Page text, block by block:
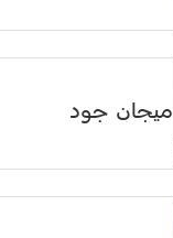
ميجان جود